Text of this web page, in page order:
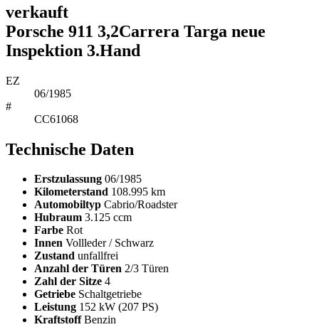
verkauft
Porsche 911 3,2Carrera Targa neue
Inspektion 3.Hand
EZ
06/1985
#
CC61068
Technische Daten
Erstzulassung 06/1985
Kilometerstand 108.995 km
Automobiltyp Cabrio/Roadster
Hubraum 3.125 ccm
Farbe Rot
Innen Vollleder / Schwarz
Zustand unfallfrei
Anzahl der Türen 2/3 Türen
Zahl der Sitze 4
Getriebe Schaltgetriebe
Leistung 152 kW (207 PS)
KraftstoffBenzin